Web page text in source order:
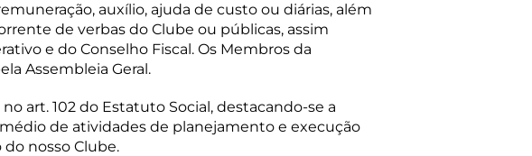
auxílio, ajuda de custo ou diárias, além
de verbas do Clube ou públicas, assim
e do Conselho Fiscal. Os Membros da
Assembleia Geral.
art. 102 do Estatuto Social, destacando-se a
de atividades de planejamento e execução
nosso Clube.